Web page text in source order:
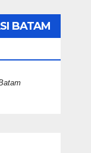
BATAM